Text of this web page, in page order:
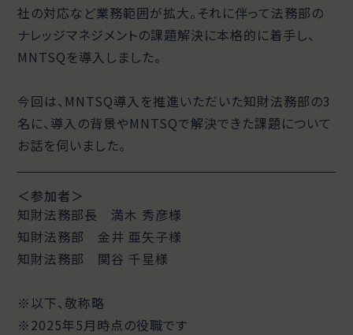
社の対応など業務範囲が拡大。それに伴って法務部の
ナレッジマネジメントの課題解決に本格的に着手し、
MNTSQを導入しました。
今回は、MNTSQ導入を推進いただいた知財法務部の3
名に、導入の背景やMNTSQで解決できた課題について
お話を伺いました。
＜参加者＞
知財法務部長 満木 秀彦様
知財法務部 金井 亜矢子様
知財法務部 関谷 千星様
※以下、敬称略
※2025年5月時点の役職です